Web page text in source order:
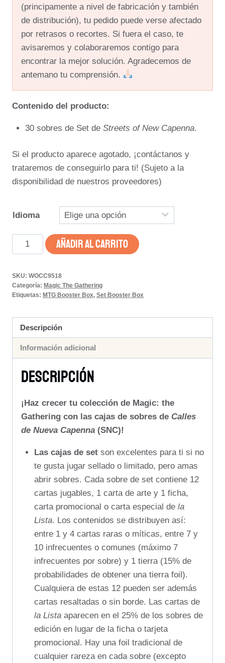
(principamente a nivel de fabricación y también
de distribución), tu pedido puede verse afectado
por retrasos o recortes. Si fuera el caso, te
avisaremos y colaboraremos contigo para
encontrar la mejor solución. Agradecemos de
antemano tu comprensión.
Contenido del producto:
30 sobres de Set de Streets of New Capenna.
Si el producto aparece agotado, ¡contáctanos y
trataremos de conseguirlo para ti! (Sujeto a la
disponibilidad de nuestros proveedores)
Idioma
Calles
de
Capenna
–
Sobres
cantidad
AÑADIR AL CARRITO
SKU: WOCC9518
Categoría: Magic The Gathering
Etiquetas: MTG Booster Box, Set Booster Box
Descripción
Información adicional
Descripción
¡Haz crecer tu colección de Magic: the
Gathering con las cajas de sobres de Calles
de Nueva Capenna (SNC)!
Las cajas de setson excelentes para ti si no
te gusta jugar sellado o limitado, pero amas
abrir sobres. Cada sobre de set contiene 12
cartas jugables, 1 carta de arte y 1 ficha,
carta promocional o carta especial de la
Lista. Los contenidos se distribuyen así:
entre 1 y 4 cartas raras o míticas, entre 7 y
10 infrecuentes o comunes (máximo 7
infrecuentes por sobre) y 1 tierra (15% de
probabilidades de obtener una tierra foil).
Cualquiera de estas 12 pueden ser además
cartas resaltadas o sin borde. Las cartas de
la Listaaparecen en el 25% de los sobres de
edición en lugar de la ficha o tarjeta
promocional. Hay una foil tradicional de
cualquier rareza en cada sobre (excepto